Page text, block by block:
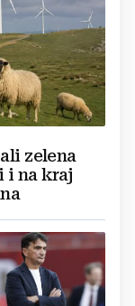
zelena
i na kraj